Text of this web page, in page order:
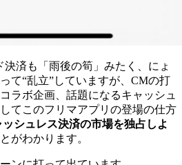
済も「雨後の筍」みたく、にょ
て“乱立”していますが、CMの打
ラボ企画、話題になるキャッシュ
てこのフリマアプリの登場の仕方
ッシュレス決済の市場を独占しよ
がわかります。